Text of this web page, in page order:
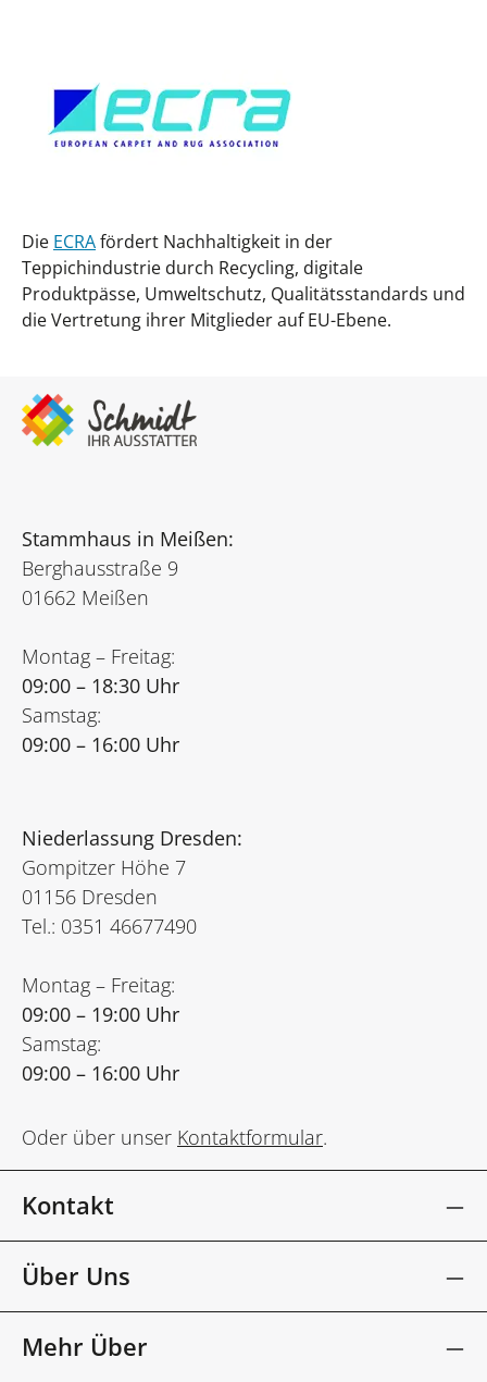
Die ECRAfördert Nachhaltigkeit in der
Teppichindustrie durch Recycling, digitale
Produktpässe, Umweltschutz, Qualitätsstandards und
die Vertretung ihrer Mitglieder auf EU-Ebene.
Stammhaus in Meißen:
Berghausstraße 9
01662 Meißen
Montag – Freitag:
09:00 – 18:30 Uhr
Samstag:
09:00 – 16:00 Uhr
Niederlassung Dresden:
Gompitzer Höhe 7
01156 Dresden
Tel.: 0351 46677490
Montag – Freitag:
09:00 – 19:00 Uhr
Samstag:
09:00 – 16:00 Uhr
Oder über unser Kontaktformular.
Kontakt
Über Uns
Mehr Über